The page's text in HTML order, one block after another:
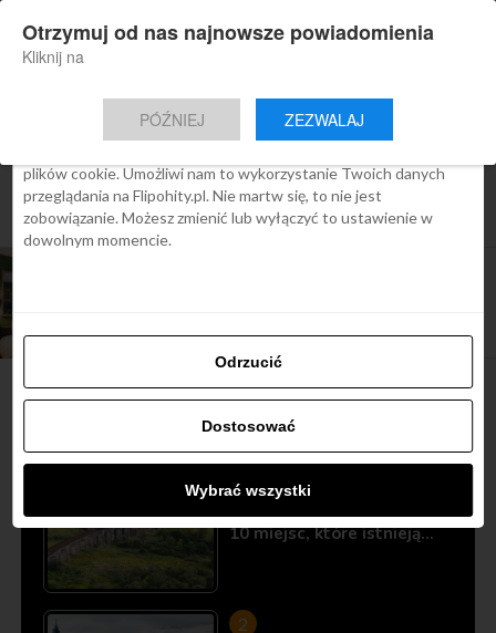
Nowa aplikacja Flipohity
Aktualne wiadomości, artykuły, TOP
Instalacja
All posts tagged "darmowy hotel
podczas tranzytu"
Najbardziej popularne
Śladami Harry’ego Pottera:
10 miejsc, które istnieją…
Zgoda Szczegóły O cookies
Ta strona używa plików cookies
We Flipo robimy wszystko, aby pokazać Ci tylko te treści, które
plików cookie. Umożliwi nam to wykorzystanie Twoich danych
przeglądania na Flipohity.pl. Nie martw się, to nie jest
zobowiązanie. Możesz zmienić lub wyłączyć to ustawienie w
dowolnym momencie.
Odrzucić
Dostosować
Wybrać wszystki
Otrzymuj od nas najnowsze powiadomienia
Kliknij na
PÓŹNIEJ ZEZWALAJ